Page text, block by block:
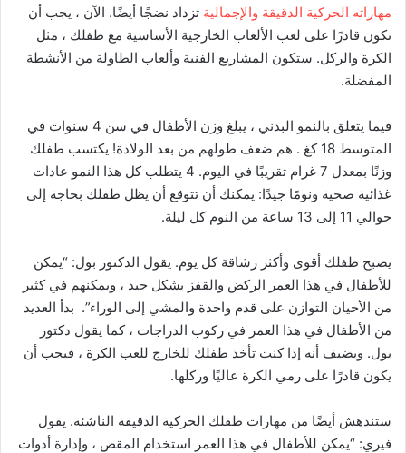
مهاراته الحركية الدقيقة والإجمالية تزداد نضجًا أيضًا. الآن ، يجب أن
تكون قادرًا على لعب الألعاب الخارجية الأساسية مع طفلك ، مثل
الكرة والركل. ستكون المشاريع الفنية وألعاب الطاولة من الأنشطة
المفضلة.
فيما يتعلق بالنمو البدني ، يبلغ وزن الأطفال في سن 4 سنوات في
المتوسط 18 كغ . هم ضعف طولهم من بعد الولادة! يكتسب طفلك
وزنًا بمعدل 7 غرام تقريبًا في اليوم.
4 يتطلب كل هذا النمو عادات
غذائية صحية ونومًا جيدًا: يمكنك أن تتوقع أن يظل طفلك بحاجة إلى
حوالي 11 إلى 13 ساعة من النوم كل ليلة.
يصبح طفلك أقوى وأكثر رشاقة كل يوم. يقول الدكتور بول: “يمكن
للأطفال في هذا العمر الركض والقفز بشكل جيد ، ويمكنهم في كثير
من الأحيان التوازن على قدم واحدة والمشي إلى الوراء”. بدأ العديد
من الأطفال في هذا العمر في ركوب الدراجات ، كما يقول دكتور
بول. ويضيف أنه إذا كنت تأخذ طفلك للخارج للعب الكرة ، فيجب أن
يكون قادرًا على رمي الكرة عاليًا وركلها.
ستندهش أيضًا من مهارات طفلك الحركية الدقيقة الناشئة. يقول
فيري: “يمكن للأطفال في هذا العمر استخدام المقص ، وإدارة أدوات